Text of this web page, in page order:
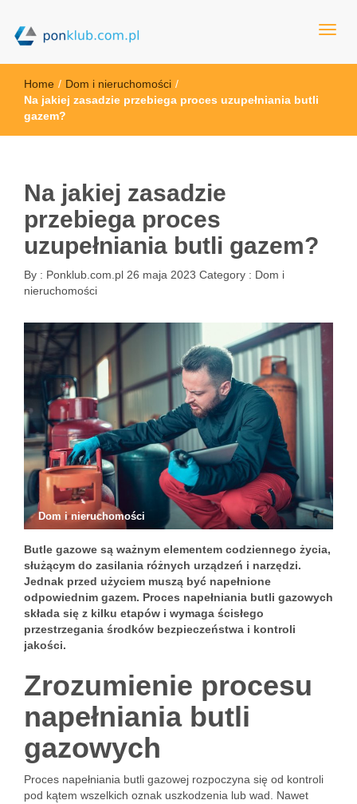
ponklub.com.pl
Home / Dom i nieruchomości /
Na jakiej zasadzie przebiega proces uzupełniania butli
gazem?
Na jakiej zasadzie
przebiega proces
uzupełniania butli gazem?
By : Ponklub.com.pl 26 maja 2023 Category : Dom i
nieruchomości
Dom i nieruchomości
Butle gazowe są ważnym elementem codziennego życia,
służącym do zasilania różnych urządzeń i narzędzi.
Jednak przed użyciem muszą być napełnione
odpowiednim gazem. Proces napełniania butli gazowych
składa się z kilku etapów i wymaga ścisłego
przestrzegania środków bezpieczeństwa i kontroli
jakości.
Zrozumienie procesu
napełniania butli
gazowych
Proces napełniania butli gazowej rozpoczyna się od kontroli
pod kątem wszelkich oznak uszkodzenia lub wad. Nawet